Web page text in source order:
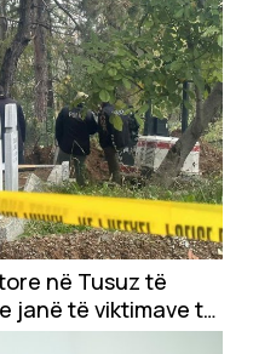
në Tusuz të
janë të viktimave të